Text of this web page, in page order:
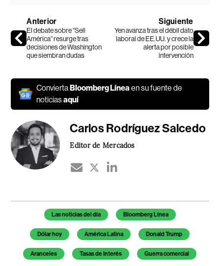
Anterior
El debate sobre “Sell
América” resurge tras
decisiones de Washington
que siembran dudas
Siguiente
Yen avanza tras el débil dato
laboral de EE.UU. y crece la
alerta por posible
intervención
ConviertaBloomberg Línea en su fuente de
noticiasaquí
Carlos Rodríguez Salcedo
Editor de Mercados
Temas de este artículo
Las noticias del día Bloomberg Línea
Dólar hoy América Latina Donald Trump
Aranceles Tasas de Interés Guerra comercial